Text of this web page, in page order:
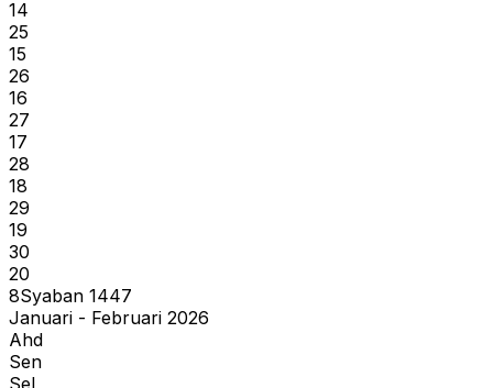
14
25
15
26
16
27
17
28
18
29
19
30
20
8Syaban 1447
Januari - Februari 2026
Ahd
Sen
Sel